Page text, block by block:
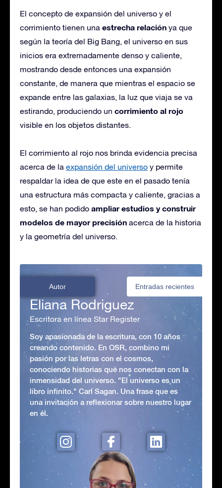
El concepto de expansión del universo y el
corrimiento tienen una estrecha relación ya que
según la teoría del Big Bang, el universo en sus
inicios era extremadamente denso y caliente,
mostrando desde entonces una expansión
constante, de manera que mientras el espacio se
expande entre las galaxias, la luz que viaja se va
estirando, produciendo un corrimiento al rojo
visible en los objetos distantes.
El corrimiento al rojo nos brinda evidencia precisa
acerca de la expansión del universo y permite
respaldar la idea de que este en el pasado tenía
una estructura más compacta y caliente, gracias a
esto, se han podido ampliar estudios y construir
modelos de mayor precisión acerca de la historia
y la geometría del universo.
Autor Entradas recientes
Eliana Rodriguez
Escritora en línea Star Register
Soy apasionada de la escritura, con 10 años
creando contenido. En OSR, combino mi
pasión por las letras con el cosmos,
conociendo historias que nos conectan con la
inmensidad del universo. "El universo es un
libro infinito." Carl Sagan. Una frase que es
una invitación a reflexionar sobre nuestro lugar
en él.